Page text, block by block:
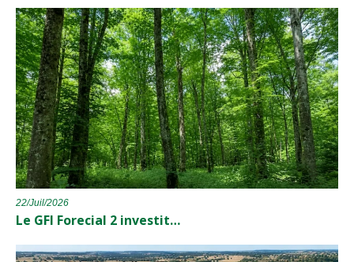
22/Juil/2026
Le GFI Forecial 2 investit…